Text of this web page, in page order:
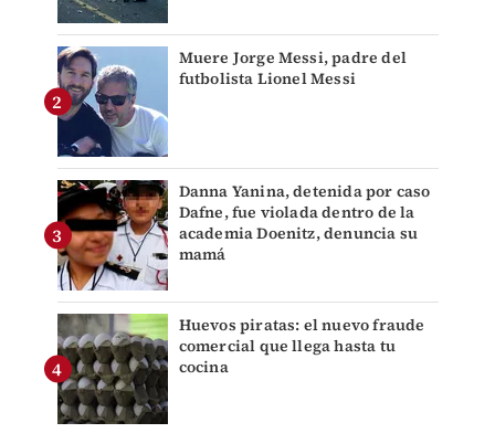
Muere Jorge Messi, padre del
futbolista Lionel Messi
Danna Yanina, detenida por caso
Dafne, fue violada dentro de la
academia Doenitz, denuncia su
mamá
Huevos piratas: el nuevo fraude
comercial que llega hasta tu
cocina